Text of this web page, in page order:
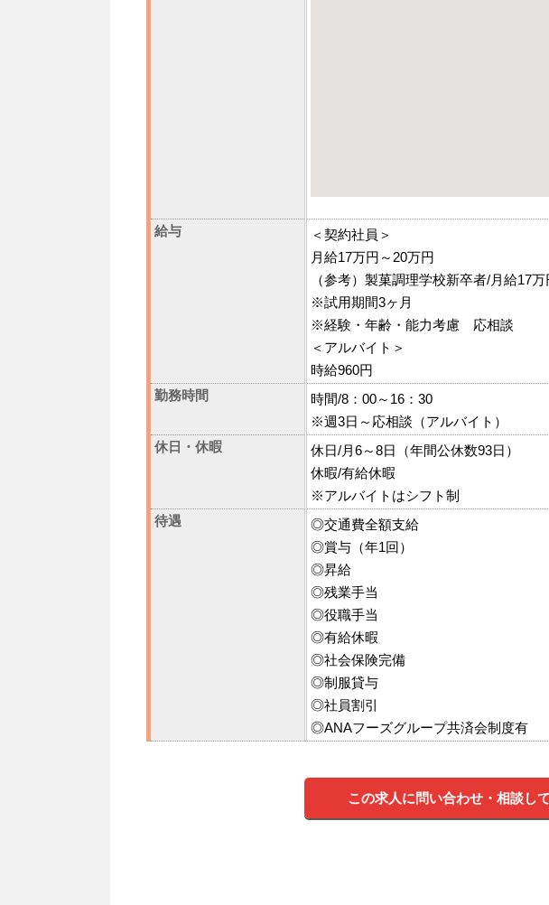
給与
＜契約社員＞
月給17万円～20万円
（参考）製菓調理学校新卒者/月給17
※試用期間3ヶ月
※経験・年齢・能力考慮 応相談
＜アルバイト＞
時給960円
勤務時間
時間/8：00～16：30
※週3日～応相談（アルバイト）
休日・休暇
休日/月6～8日（年間公休数93日）
休暇/有給休暇
※アルバイトはシフト制
待遇
◎交通費全額支給
◎賞与（年1回）
◎昇給
◎残業手当
◎役職手当
◎有給休暇
◎社会保険完備
◎制服貸与
◎社員割引
◎ANAフーズグループ共済会制度有
この求人に問い合わせ・相談し